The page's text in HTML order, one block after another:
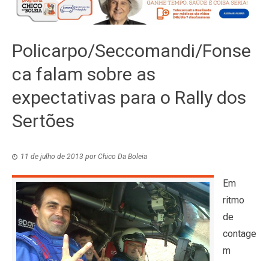
Policarpo/Seccomandi/Fonse
ca falam sobre as
expectativas para o Rally dos
Sertões
11 de julho de 2013 porChico Da Boleia
Em
ritmo
de
contage
m